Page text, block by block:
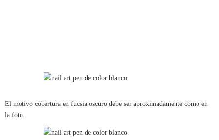
El motivo cobertura en fucsia oscuro debe ser aproximadamente como en
la foto.